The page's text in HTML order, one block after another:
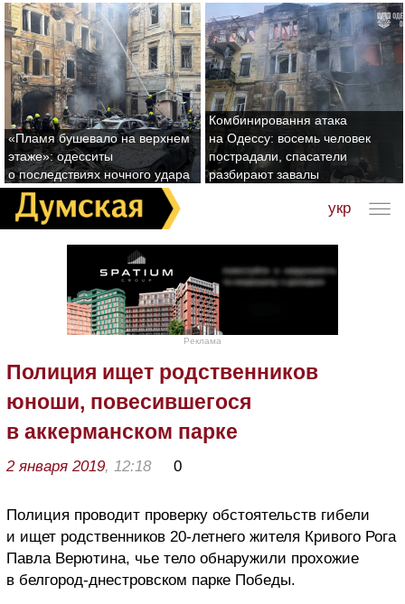
«Пламя бушевало на верхнем
этаже»: одесситы
о последствиях ночного удара
Комбинировання атака
на Одессу: восемь человек
пострадали, спасатели
разбирают завалы
укр
Реклама
Полиция ищет родственников
юноши, повесившегося
в аккерманском парке
2 января 2019, 12:18 0
Полиция проводит проверку обстоятельств гибели
и ищет родственников 20-летнего жителя Кривого Рога
Павла Верютина, чье тело обнаружили прохожие
в белгород-днестровском парке Победы.